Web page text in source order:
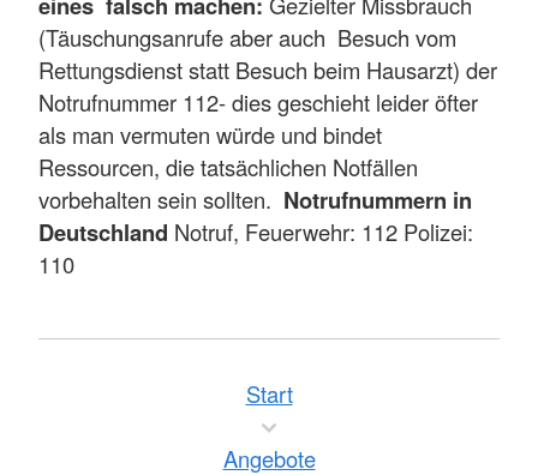
(Täuschungsanrufe aber auch Besuch vom
Rettungsdienst statt Besuch beim Hausarzt) der
Notrufnummer 112- dies geschieht leider öfter
als man vermuten würde und bindet
Ressourcen, die tatsächlichen Notfällen
vorbehalten sein sollten. Notrufnummern in
Deutschland Notruf, Feuerwehr: 112 Polizei:
110
Start
Angebote